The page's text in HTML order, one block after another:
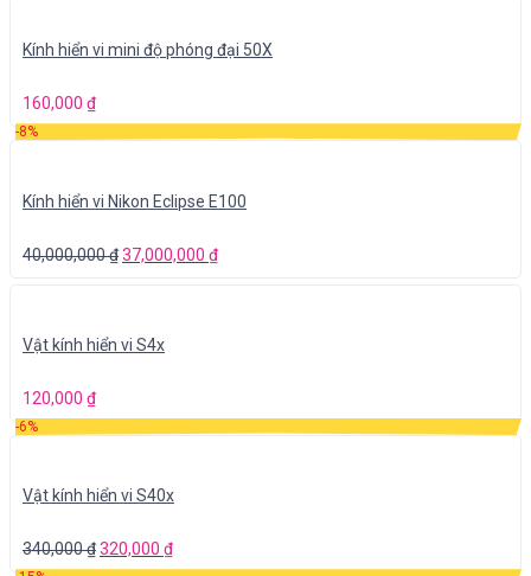
Kính hiển vi mini độ phóng đại 50X
160,000 ₫
-8%
Kính hiển vi Nikon Eclipse E100
40,000,000₫37,000,000 ₫
Vật kính hiển vi S4x
120,000 ₫
-6%
Vật kính hiển vi S40x
340,000₫320,000 ₫